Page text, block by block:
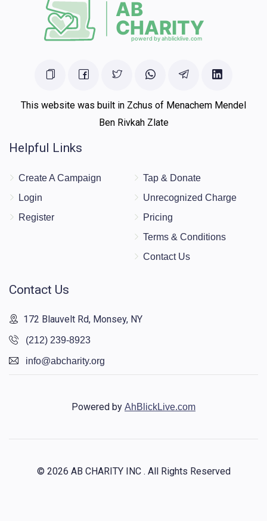
This website was built in Zchus of Menachem Mendel
Ben Rivkah Zlate
Helpful Links
Create A Campaign
Login
Register
Tap & Donate
Unrecognized Charge
Pricing
Terms & Conditions
Contact Us
Contact Us
172 Blauvelt Rd, Monsey, NY
(212) 239-8923
info@abcharity.org
Powered by AhBlickLive.com
© 2026 AB CHARITY INC . All Rights Reserved